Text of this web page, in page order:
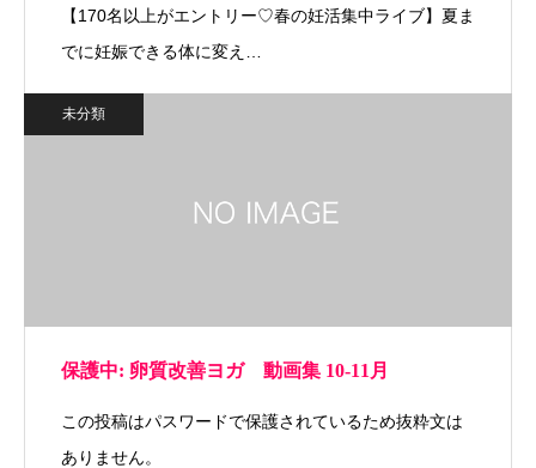
【170名以上がエントリー♡春の妊活集中ライブ】夏ま
でに妊娠できる体に変え…
未分類
保護中: 卵質改善ヨガ 動画集 10-11月
この投稿はパスワードで保護されているため抜粋文は
ありません。